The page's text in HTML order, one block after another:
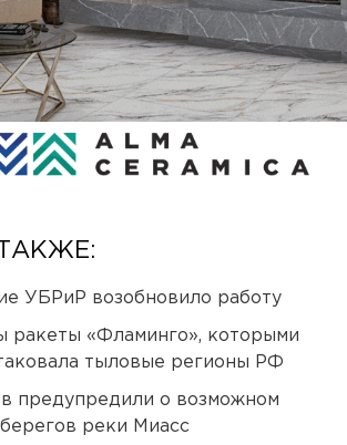
УБРиР возобновило работу
ракеты «Фламинго», которыми
тыловые регионы РФ
предупредили о возможном
реки Миасс